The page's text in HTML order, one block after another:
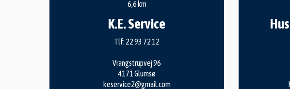
6,6 km
K.E. Service
Tlf: 22 93 72 12
Vrangstrupvej 96
4171 Glumsø
keservice2@gmail.com